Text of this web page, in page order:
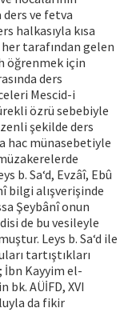
ve fetva
halkasıyla kısa
her tarafından gelen
öğrenmek için
ders
Mescid-i
özrü sebebiyle
şekilde ders
hac münasebetiyle
b. Sa‘d, Evzâî, Ebû
bilgi alışverişinde
Şeybânî onun
de bu vesileyle
Leys b. Sa‘d ile
tartıştıkları
İbn Kayyim el-
bk. AÜİFD, XVI
da fikir